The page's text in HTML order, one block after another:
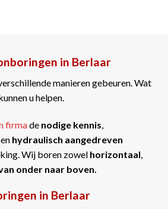
in Berlaar
manieren gebeuren. Wat
u helpen.
firmade nodige kennis
en hydraulisch aangedreven
Wij boren zowel horizontaal
onder naar boven.
in Berlaar